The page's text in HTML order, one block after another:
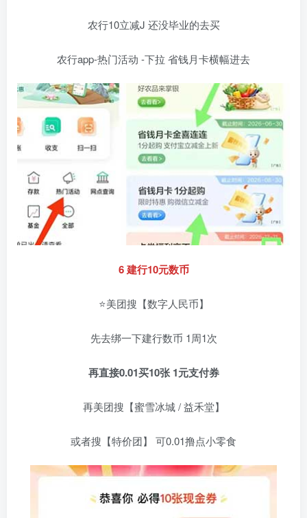
农行10立减J 还没毕业的去买
农行app-热门活动 -下拉 省钱月卡横幅进去
6 建行10元数币
⭐美团搜【数字人民币】
先去绑一下建行数币 1周1次
再直接0.01买10张 1元支付券
再美团搜【蜜雪冰城 / 益禾堂】
或者搜【特价团】 可0.01撸点小零食